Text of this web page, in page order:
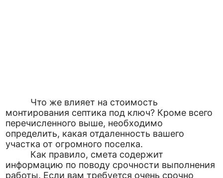
Что же влияет на стоимость
монтирования септика под ключ? Кроме всего
перечисленного выше, необходимо
определить, какая отдаленность вашего
участка от огромного поселка.
Как правило, смета содержит
информацию по поводу срочности выполнения
работы. Если вам требуется очень срочно